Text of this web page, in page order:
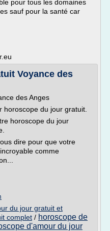
pour tous les domaines
sauf pour la santé car
Voyance des
des Anges
horoscope du jour gratuit.
horoscope du jour
dire pour que votre
comme
du jour gratuit et
complet / horoscope de
d'amour du jour